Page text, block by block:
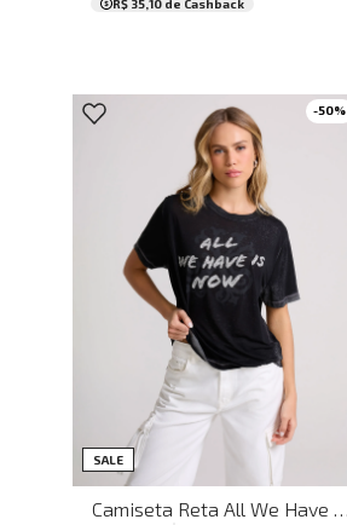
R$ 35,10 de Cashback
SALE
-50%